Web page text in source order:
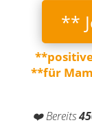
**
**für
❤️ Bereits